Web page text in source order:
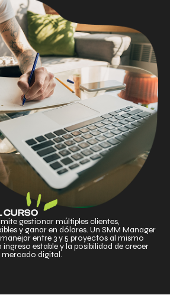
CURSO
gestionar múltiples clientes,
y ganar en dólares. Un SMM Manager
entre 3 y 5 proyectos al mismo
estable y la posibilidad de crecer
mercado digital.